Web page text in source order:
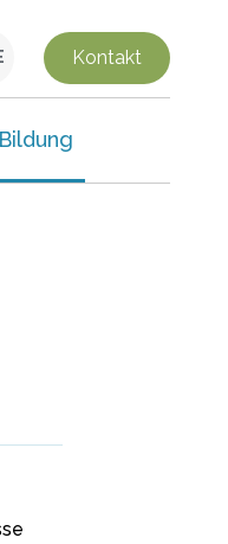
Kontakt
Bildung